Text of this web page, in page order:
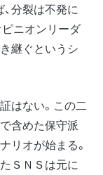
分裂は不発に
ニオンリーダ
継ぐというシ
はない。この二
含めた保守派
リオが始まる。
ＳＮＳは元に